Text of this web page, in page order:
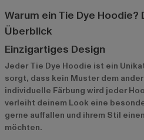
Warum ein Tie Dye Hoodie?
Überblick
Einzigartiges Design
Jeder Tie Dye Hoodie ist ein
sorgt, dass kein Muster dem
individuelle Färbung wird jeder
verleiht deinem Look eine
gerne auffallen und ihrem Stil
möchten.